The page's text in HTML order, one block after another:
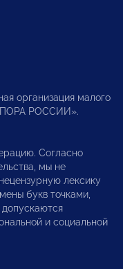
организация малого
РОССИИ».
Согласно
мы не
лексику
букв точками,
и социальной